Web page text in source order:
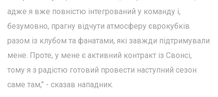
адже я вже повністю інтегрований у команду і,
безумовно, прагну відчути атмосферу єврокубків
разом із клубом та фанатами, які завжди підтримували
мене. Проте, у мене є активний контракт із Свонсі,
тому я з радістю готовий провести наступний сезон
саме там," - сказав нападник.